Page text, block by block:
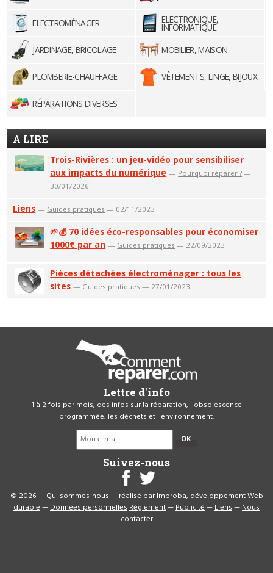
ELECTROMÉNAGER ELECTRONIQUE,
INFORMATIQUE
JARDINAGE, BRICOLAGE
MOBILIER, MAISON
PLOMBERIE-CHAUFFAGE VÊTEMENTS, LINGE, BIJOUX
RÉPARATIONS DIVERSES
A LIRE
Trois-Rivières : un jeu-vidéo pour sensibiliser
aux impacts du numérique — Pourquoi réparer ? —
30/01/2026
Liens — Guides pratiques — 02/11/2023
🌱💰 70 idées éco-responsables pour économiser
1000€ par an — Guides pratiques — 22/09/2023
Pièces détachées électroménager : tous les
sites — Guides pratiques — 27/01/2023
Lettre d'info
1 à 2 fois par mois, des infos sur la réparation, l'obsolescence
programmée, les déchets et l'environnement.
OK
Suivez-nous
© 2026 —Qui sommes-nous— réalisé parImproba, développement Web
durable—Données personnellesRèglement—Publicité—Liens—Nous
contacter